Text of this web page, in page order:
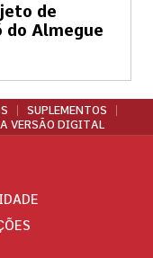
de
do Almegue
SUPLEMENTOS
VERSÃO DIGITAL